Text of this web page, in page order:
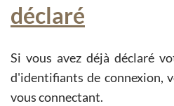
déclaré
Si vous avez déjà déclaré
d'identifiants de connexion,
vous connectant.